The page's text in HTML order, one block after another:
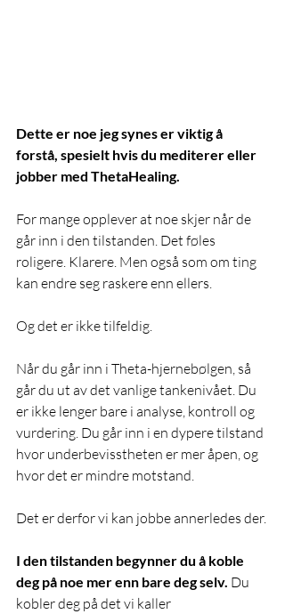
Dette er noe jeg synes er viktig å
forstå, spesielt hvis du mediterer eller
jobber med ThetaHealing.
For mange opplever at noe skjer når de
går inn i den tilstanden. Det føles
roligere. Klarere. Men også som om ting
kan endre seg raskere enn ellers.
Og det er ikke tilfeldig.
Når du går inn i Theta-hjernebølgen, så
går du ut av det vanlige tankenivået. Du
er ikke lenger bare i analyse, kontroll og
vurdering. Du går inn i en dypere tilstand
hvor underbevisstheten er mer åpen, og
hvor det er mindre motstand.
Det er derfor vi kan jobbe annerledes der.
I den tilstanden begynner du å koble
deg på noe mer enn bare deg selv. Du
kobler deg på det vi kaller